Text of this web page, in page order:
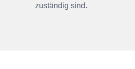
zuständig sind.